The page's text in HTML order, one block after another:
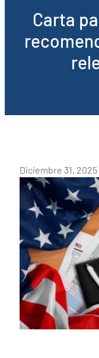
Carta
Diciembre 31, 2025